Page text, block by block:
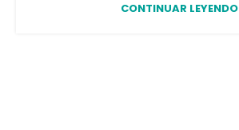
CONTINUAR LEYENDO